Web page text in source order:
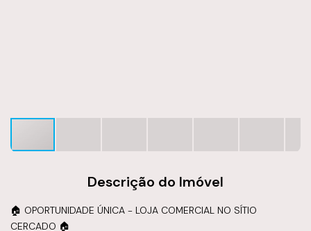
Descrição do Imóvel
🏠 OPORTUNIDADE ÚNICA - LOJA COMERCIAL NO SÍTIO
CERCADO 🏠